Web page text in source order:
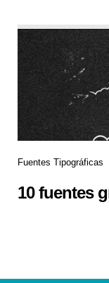
Fuentes Tipográficas
10 fuentes